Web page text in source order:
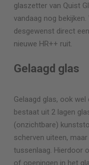
glaszetter van Quist
vandaag nog
desgewenst direct
nieuwe HR++ ruit.
Gelaagd glas
Gelaagd glas, ook
bestaat uit 2 lagen
(onzichtbare)
scherven uiteen,
tussenlaag. Hierdoor